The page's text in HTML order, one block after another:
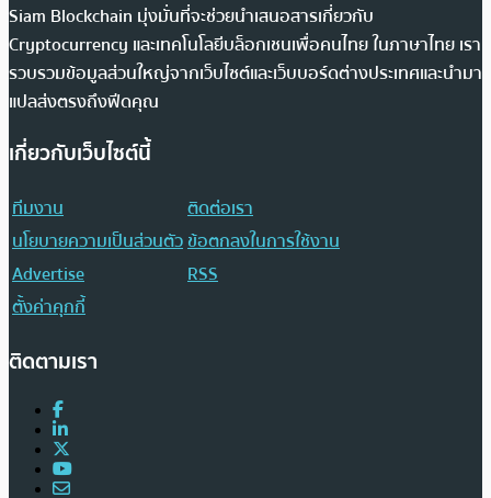
Siam Blockchain มุ่งมั่นที่จะช่วยนำเสนอสารเกี่ยวกับ
Cryptocurrency และเทคโนโลยีบล็อกเชนเพื่อคนไทย ในภาษาไทย เรา
รวบรวมข้อมูลส่วนใหญ่จากเว็บไซต์และเว็บบอร์ดต่างประเทศและนำมา
แปลส่งตรงถึงฟีดคุณ
เกี่ยวกับเว็บไซต์นี้
ทีมงาน
ติดต่อเรา
นโยบายความเป็นส่วนตัวข้อตกลงในการใช้งาน
Advertise
RSS
ตั้งค่าคุกกี้
ติดตามเรา